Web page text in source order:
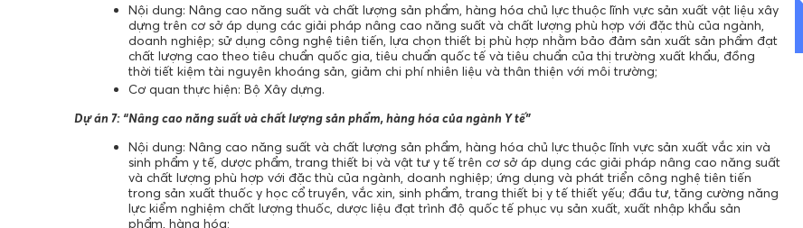
Nội dung: Nâng cao năng suất và chất lượng sản phẩm, hàng hóa chủ lực thuộc lĩnh vực sản xuất vật liệu xây
dựng trên cơ sở áp dụng các giải pháp nâng cao năng suất và chất lượng phù hợp với đặc thù của ngành,
doanh nghiệp; sử dụng công nghệ tiên tiến, lựa chọn thiết bị phù hợp nhằm bảo đảm sản xuất sản phẩm đạt
chất lượng cao theo tiêu chuẩn quốc gia, tiêu chuẩn quốc tế và tiêu chuẩn của thị trường xuất khẩu, đồng
thời tiết kiệm tài nguyên khoáng sản, giảm chi phí nhiên liệu và thân thiện với môi trường;
Cơ quan thực hiện: Bộ Xây dựng.
Dự án 7: “Nâng cao năng suất và chất lượng sản phẩm, hàng hóa của ngành Y tế”
Nội dung: Nâng cao năng suất và chất lượng sản phẩm, hàng hóa chủ lực thuộc lĩnh vực sản xuất vắc xin và
sinh phẩm y tế, dược phẩm, trang thiết bị và vật tư y tế trên cơ sở áp dụng các giải pháp nâng cao năng suất
và chất lượng phù hợp với đặc thù của ngành, doanh nghiệp; ứng dụng và phát triển công nghệ tiên tiến
trong sản xuất thuốc y học cổ truyền, vắc xin, sinh phẩm, trang thiết bị y tế thiết yếu; đầu tư, tăng cường năng
lực kiểm nghiệm chất lượng thuốc, dược liệu đạt trình độ quốc tế phục vụ sản xuất, xuất nhập khẩu sản
phẩm, hàng hóa;